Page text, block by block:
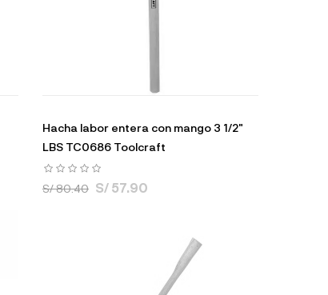
Hacha labor entera con mango 3 1/2"
LBS TC0686 Toolcraft
S/ 80.40 S/ 57.90